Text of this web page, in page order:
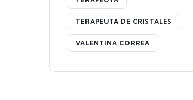
TERAPEUTA DE CRISTALES
VALENTINA CORREA